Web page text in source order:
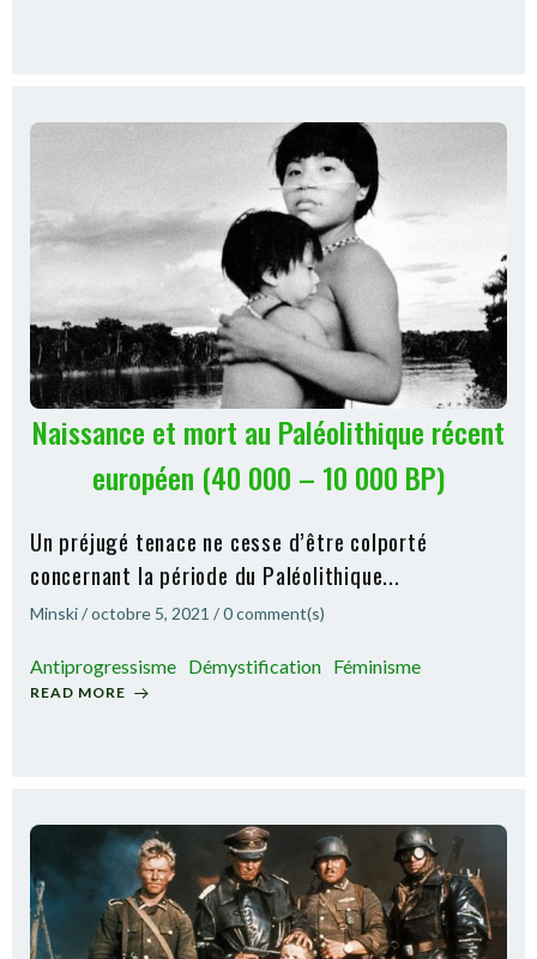
Naissance et mort au Paléolithique récent
européen (40 000 – 10 000 BP)
Un préjugé tenace ne cesse d’être colporté
concernant la période du Paléolithique...
Minski/octobre 5, 2021 /0comment(s)
Antiprogressisme Démystification Féminisme
READ MORE